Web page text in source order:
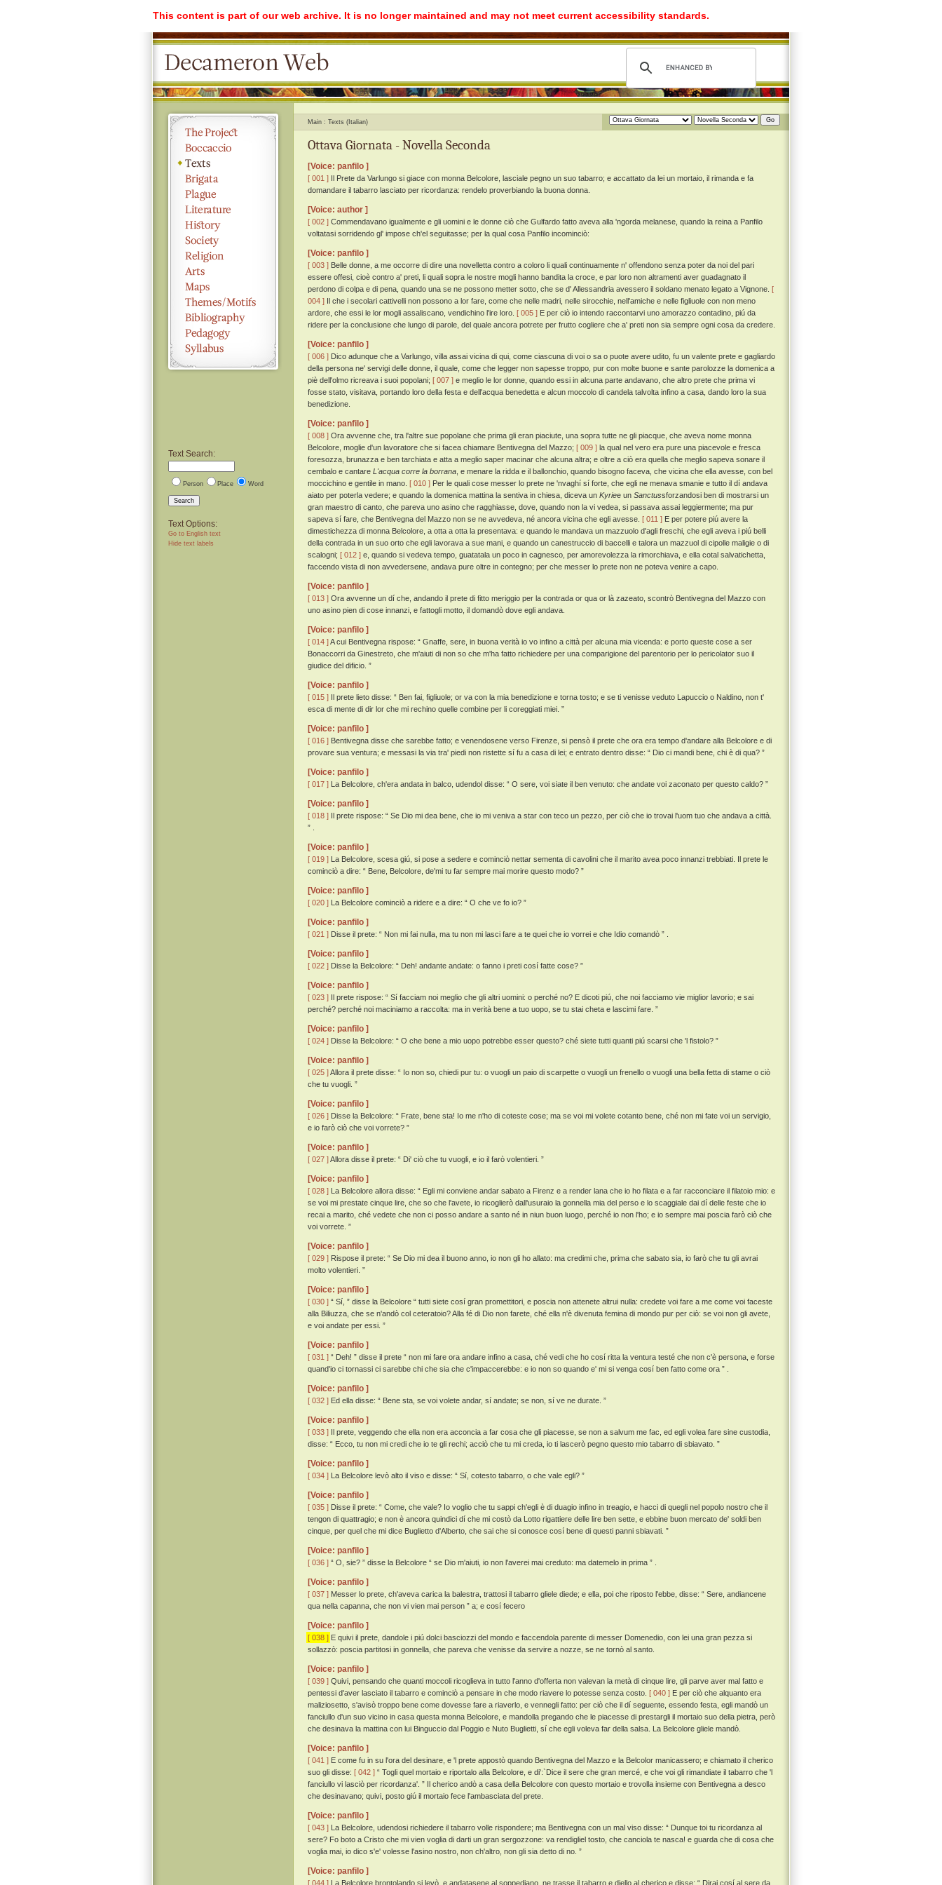
This content is part of our web archive. It is no longer maintained and may not meet current accessibility standards.
Text Search:
Person Place Word
Search
Text Options:
Go to English text
Hide text labels
Main Texts (Italian)
Ottava Giornata - Novella Seconda
[Voice: panfilo ]
[ 001 ] Il Prete da Varlungo si giace con monna Belcolore, lasciale pegno un suo tabarro; e accattato da lei un mortaio, il rimanda e fa
domandare il tabarro lasciato per ricordanza: rendelo proverbiando la buona donna.
[Voice: author ]
[ 002 ] Commendavano igualmente e gli uomini e le donne ciò che Gulfardo fatto aveva alla 'ngorda melanese, quando la reina a Panfilo
voltatasi sorridendo gl' impose ch'el seguitasse; per la qual cosa Panfilo incominciò:
[Voice: panfilo ]
[ 003 ] Belle donne, a me occorre di dire una novelletta contro a coloro li quali continuamente n' offendono senza poter da noi del pari
essere offesi, cioè contro a' preti, li quali sopra le nostre mogli hanno bandita la croce, e par loro non altramenti aver guadagnato il
perdono di colpa e di pena, quando una se ne possono metter sotto, che se d' Allessandria avessero il soldano menato legato a Vignone. [
004 ] Il che i secolari cattivelli non possono a lor fare, come che nelle madri, nelle sirocchie, nell'amiche e nelle figliuole con non meno
ardore, che essi le lor mogli assaliscano, vendichino l'ire loro. [ 005 ] E per ciò io intendo raccontarvi uno amorazzo contadino, piú da
ridere per la conclusione che lungo di parole, del quale ancora potrete per frutto cogliere che a' preti non sia sempre ogni cosa da credere.
[Voice: panfilo ]
[ 006 ] Dico adunque che a Varlungo, villa assai vicina di qui, come ciascuna di voi o sa o puote avere udito, fu un valente prete e gagliardo
della persona ne' servigi delle donne, il quale, come che legger non sapesse troppo, pur con molte buone e sante parolozze la domenica a
piè dell'olmo ricreava i suoi popolani; [ 007 ] e meglio le lor donne, quando essi in alcuna parte andavano, che altro prete che prima vi
fosse stato, visitava, portando loro della festa e dell'acqua benedetta e alcun moccolo di candela talvolta infino a casa, dando loro la sua
benedizione.
[Voice: panfilo ]
[ 008 ] Ora avvenne che, tra l'altre sue popolane che prima gli eran piaciute, una sopra tutte ne gli piacque, che aveva nome monna
Belcolore, moglie d'un lavoratore che si facea chiamare Bentivegna del Mazzo; [ 009 ] la qual nel vero era pure una piacevole e fresca
foresozza, brunazza e ben tarchiata e atta a meglio saper macinar che alcuna altra; e oltre a ciò era quella che meglio sapeva sonare il
cembalo e cantare L'acqua corre la borrana , e menare la ridda e il ballonchio, quando bisogno faceva, che vicina che ella avesse, con bel
moccichino e gentile in mano. [ 010 ] Per le quali cose messer lo prete ne 'nvaghí sí forte, che egli ne menava smanie e tutto il dí andava
aiato per poterla vedere; e quando la domenica mattina la sentiva in chiesa, diceva un Kyriee un Sanctussforzandosi ben di mostrarsi un
gran maestro di canto, che pareva uno asino che ragghiasse, dove, quando non la vi vedea, si passava assai leggiermente; ma pur
sapeva sí fare, che Bentivegna del Mazzo non se ne avvedeva, né ancora vicina che egli avesse. [ 011 ] E per potere piú avere la
dimestichezza di monna Belcolore, a otta a otta la presentava: e quando le mandava un mazzuolo d'agli freschi, che egli aveva i piú belli
della contrada in un suo orto che egli lavorava a sue mani, e quando un canestruccio di baccelli e talora un mazzuol di cipolle maligie o di
scalogni; [ 012 ] e, quando si vedeva tempo, guatatala un poco in cagnesco, per amorevolezza la rimorchiava, e ella cotal salvatichetta,
faccendo vista di non avvedersene, andava pure oltre in contegno; per che messer lo prete non ne poteva venire a capo.
[Voice: panfilo ]
[ 013 ] Ora avvenne un dí che, andando il prete di fitto meriggio per la contrada or qua or là zazeato, scontrò Bentivegna del Mazzo con
uno asino pien di cose innanzi, e fattogli motto, il domandò dove egli andava.
[Voice: panfilo ]
[ 014 ]A cui Bentivegna rispose: “ Gnaffe, sere, in buona verità io vo infino a città per alcuna mia vicenda: e porto queste cose a ser
Bonaccorri da Ginestreto, che m'aiuti di non so che m'ha fatto richiedere per una comparigione del parentorio per lo pericolator suo il
giudice del dificio. ”
[Voice: panfilo ]
[ 015 ] Il prete lieto disse: “ Ben fai, figliuole; or va con la mia benedizione e torna tosto; e se ti venisse veduto Lapuccio o Naldino, non t'
esca di mente di dir lor che mi rechino quelle combine per li coreggiati miei. ”
[Voice: panfilo ]
[ 016 ] Bentivegna disse che sarebbe fatto; e venendosene verso Firenze, si pensò il prete che ora era tempo d'andare alla Belcolore e di
provare sua ventura; e messasi la via tra' piedi non ristette sí fu a casa di lei; e entrato dentro disse: “ Dio ci mandi bene, chi è di qua? ”
[Voice: panfilo ]
[ 017 ] La Belcolore, ch'era andata in balco, udendol disse: “ O sere, voi siate il ben venuto: che andate voi zaconato per questo caldo? ”
[Voice: panfilo ]
[ 018 ] Il prete rispose: “ Se Dio mi dea bene, che io mi veniva a star con teco un pezzo, per ciò che io trovai l'uom tuo che andava a città.
” .
[Voice: panfilo ]
[ 019 ] La Belcolore, scesa giú, si pose a sedere e cominciò nettar sementa di cavolini che il marito avea poco innanzi trebbiati. Il prete le
cominciò a dire: “ Bene, Belcolore, de'mi tu far sempre mai morire questo modo? ”
[Voice: panfilo ]
[ 020 ] La Belcolore cominciò a ridere e a dire: “ O che ve fo io? ”
[Voice: panfilo ]
[ 021 ] Disse il prete: “ Non mi fai nulla, ma tu non mi lasci fare a te quei che io vorrei e che Idio comandò ” .
[Voice: panfilo ]
[ 022 ] Disse la Belcolore: “ Deh! andante andate: o fanno i preti cosí fatte cose? ”
[Voice: panfilo ]
[ 023 ] Il prete rispose: “ Sí facciam noi meglio che gli altri uomini: o perché no? E dicoti piú, che noi facciamo vie miglior lavorio; e sai
perché? perché noi maciniamo a raccolta: ma in verità bene a tuo uopo, se tu stai cheta e lascimi fare. ”
[Voice: panfilo ]
[ 024 ] Disse la Belcolore: “ O che bene a mio uopo potrebbe esser questo? ché siete tutti quanti piú scarsi che 'l fistolo? ”
[Voice: panfilo ]
[ 025 ]Allora il prete disse: “ Io non so, chiedi pur tu: o vuogli un paio di scarpette o vuogli un frenello o vuogli una bella fetta di stame o ciò
che tu vuogli. ”
[Voice: panfilo ]
[ 026 ] Disse la Belcolore: “ Frate, bene sta! Io me n'ho di coteste cose; ma se voi mi volete cotanto bene, ché non mi fate voi un servigio,
e io farò ciò che voi vorrete? ”
[Voice: panfilo ]
[ 027 ]Allora disse il prete: “ Di' ciò che tu vuogli, e io il farò volentieri. ”
[Voice: panfilo ]
[ 028 ] La Belcolore allora disse: “ Egli mi conviene andar sabato a Firenz e a render lana che io ho filata e a far racconciare il filatoio mio: e
se voi mi prestate cinque lire, che so che l'avete, io ricoglierò dall'usuraio la gonnella mia del perso e lo scaggiale dai dí delle feste che io
recai a marito, ché vedete che non ci posso andare a santo né in niun buon luogo, perché io non l'ho; e io sempre mai poscia farò ciò che
voi vorrete. ”
[Voice: panfilo ]
[ 029 ] Rispose il prete: “ Se Dio mi dea il buono anno, io non gli ho allato: ma credimi che, prima che sabato sia, io farò che tu gli avrai
molto volentieri. ”
[Voice: panfilo ]
[ 030 ] “ Sí, ” disse la Belcolore “ tutti siete cosí gran promettitori, e poscia non attenete altrui nulla: credete voi fare a me come voi faceste
alla Biliuzza, che se n'andò col ceteratoio? Alla fé di Dio non farete, ché ella n'è divenuta femina di mondo pur per ciò: se voi non gli avete,
e voi andate per essi. ”
[Voice: panfilo ]
[ 031 ] “ Deh! ” disse il prete “ non mi fare ora andare infino a casa, ché vedi che ho cosí ritta la ventura testé che non c'è persona, e forse
quand'io ci tornassi ci sarebbe chi che sia che c'impaccerebbe: e io non so quando e' mi si venga cosí ben fatto come ora ” .
[Voice: panfilo ]
[ 032 ] Ed ella disse: “ Bene sta, se voi volete andar, sí andate; se non, sí ve ne durate. ”
[Voice: panfilo ]
[ 033 ] Il prete, veggendo che ella non era acconcia a far cosa che gli piacesse, se non a salvum me fac, ed egli volea fare sine custodia,
disse: “ Ecco, tu non mi credi che io te gli rechi; acciò che tu mi creda, io ti lascerò pegno questo mio tabarro di sbiavato. ”
[Voice: panfilo ]
[ 034 ] La Belcolore levò alto il viso e disse: “ Sí, cotesto tabarro, o che vale egli? ”
[Voice: panfilo ]
[ 035 ] Disse il prete: “ Come, che vale? Io voglio che tu sappi ch'egli è di duagio infino in treagio, e hacci di quegli nel popolo nostro che il
tengon di quattragio; e non è ancora quindici dí che mi costò da Lotto rigattiere delle lire ben sette, e ebbine buon mercato de' soldi ben
cinque, per quel che mi dice Buglietto d'Alberto, che sai che si conosce cosí bene di questi panni sbiavati. ”
[Voice: panfilo ]
[ 036 ] “ O, sie? ” disse la Belcolore “ se Dio m'aiuti, io non l'averei mai creduto: ma datemelo in prima ” .
[Voice: panfilo ]
[ 037 ] Messer lo prete, ch'aveva carica la balestra, trattosi il tabarro gliele diede; e ella, poi che riposto l'ebbe, disse: “ Sere, andiancene
qua nella capanna, che non vi vien mai person ” a; e cosí fecero
[Voice: panfilo ]
[ 038 ] E quivi il prete, dandole i piú dolci basciozzi del mondo e faccendola parente di messer Domenedio, con lei una gran pezza si
sollazzò: poscia partitosi in gonnella, che pareva che venisse da servire a nozze, se ne tornò al santo.
[Voice: panfilo ]
[ 039 ] Quivi, pensando che quanti moccoli ricoglieva in tutto l'anno d'offerta non valevan la metà di cinque lire, gli parve aver mal fatto e
pentessi d'aver lasciato il tabarro e cominciò a pensare in che modo riavere lo potesse senza costo. [ 040 ] E per ciò che alquanto era
maliziosetto, s'avisò troppo bene come dovesse fare a riaverlo, e vennegli fatto: per ciò che il dí seguente, essendo festa, egli mandò un
fanciullo d'un suo vicino in casa questa monna Belcolore, e mandolla pregando che le piacesse di prestargli il mortaio suo della pietra, però
che desinava la mattina con lui Binguccio dal Poggio e Nuto Buglietti, sí che egli voleva far della salsa. La Belcolore gliele mandò.
[Voice: panfilo ]
[ 041 ] E come fu in su l'ora del desinare, e 'l prete appostò quando Bentivegna del Mazzo e la Belcolor manicassero; e chiamato il cherico
suo gli disse: [ 042 ] “ Togli quel mortaio e riportalo alla Belcolore, e di':`Dice il sere che gran mercé, e che voi gli rimandiate il tabarro che 'l
fanciullo vi lasciò per ricordanza'. ” Il cherico andò a casa della Belcolore con questo mortaio e trovolla insieme con Bentivegna a desco
che desinavano; quivi, posto giú il mortaio fece l'ambasciata del prete.
[Voice: panfilo ]
[ 043 ] La Belcolore, udendosi richiedere il tabarro volle rispondere; ma Bentivegna con un mal viso disse: “ Dunque toi tu ricordanza al
sere? Fo boto a Cristo che mi vien voglia di darti un gran sergozzone: va rendigliel tosto, che canciola te nasca! e guarda che di cosa che
voglia mai, io dico s'e' volesse l'asino nostro, non ch'altro, non gli sia detto di no. ”
[Voice: panfilo ]
[ 044 ] La Belcolore brontolando si levò, e andatasene al soppediano, ne trasse il tabarro e diello al cherico e disse: “ Dirai cosí al sere da